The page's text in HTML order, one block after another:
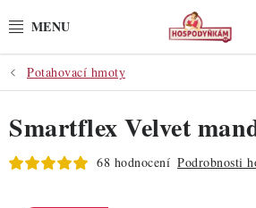
na
POTŘEBY
POMŮCKY
SUROVINY
Potahovací hmoty
Smartflex Velvet
68 hodnocení Podrobnosti